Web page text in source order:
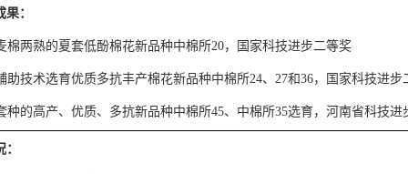
果：
棉两熟的夏套低酚棉花新品种中棉所20，国家科技进步二等奖
助技术选育优质多抗丰产棉花新品种中棉所24、 27和36，国家科技进步
种的高产、优质、多抗新品种中棉所45、中棉所35选育，河南省科技进
：